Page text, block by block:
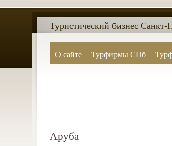
О сайте Турфирмы СПб
Туристический бизнес Санкт-
Аруба